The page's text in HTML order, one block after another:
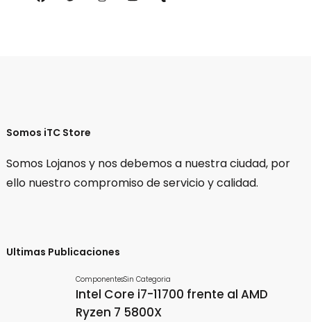
Somos iTC Store
Somos Lojanos y nos debemos a nuestra ciudad, por
ello nuestro compromiso de servicio y calidad.
Ultimas Publicaciones
ComponentesSin Categoria
Intel Core i7-11700 frente al AMD
Ryzen 7 5800X